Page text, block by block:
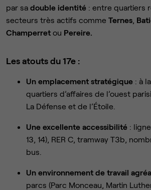
par sa double identité : entre quartiers
secteurs très actifs comme Ternes
Champerret ou Pereire.
Les atouts du 17e :
Un emplacement stratégique : à
quartiers d’affaires de l’ouest
La Défense et de l’Étoile.
Une excellente accessibilité :
13, 14), RER C, tramway T3b,
bus.
Un environnement de travail
parcs (Parc Monceau, Martin